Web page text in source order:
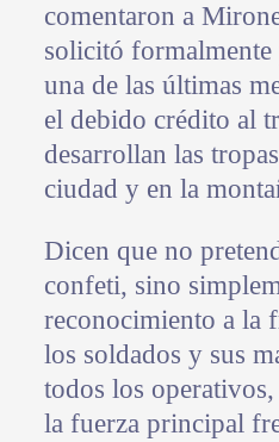
comentaron a
solicitó
una de las últimas
el debido crédito al
desarrollan las
ciudad y en la
Dicen que no
confeti, sino
reconocimiento a la
los soldados y sus
todos los
la fuerza principal